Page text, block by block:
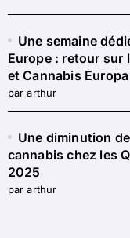
Une semaine
Europe : retour sur
et Cannabis Europa
par arthur
Une diminution
cannabis chez les
2025
par arthur